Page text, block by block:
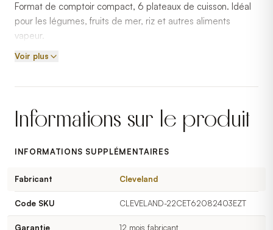
Format de comptoir compact, 6 plateaux de cuisson. Idéal
pour les légumes, fruits de mer, riz et autres aliments
vapeur.
Voir plus
Informations sur le produit
INFORMATIONS SUPPLÉMENTAIRES
Fabricant Cleveland
Code SKU CLEVELAND-22CET62082403EZT
Garantie 12 mois fabricant